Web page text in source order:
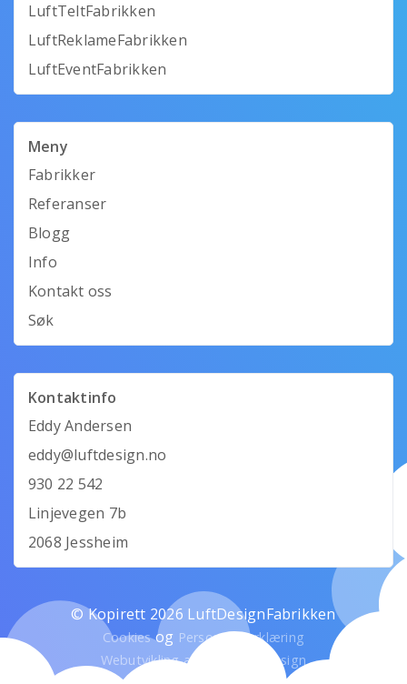
LuftTeltFabrikken
LuftReklameFabrikken
LuftEventFabrikken
Meny
Fabrikker
Referanser
Blogg
Info
Kontakt oss
Søk
Kontaktinfo
Eddy Andersen
eddy@luftdesign.no
930 22 542
Linjevegen 7b
2068 Jessheim
© Kopirett 2026 LuftDesignFabrikken
Cookiesog Personvernerklæring
Webutvikling av Mandarin Design